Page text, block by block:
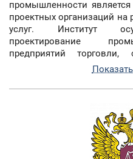
промышленности
проектных организаций на
услуг. Институт
проектирование
предприятий
бытового
автозаправочных